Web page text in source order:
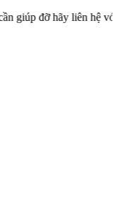
liên hệ với chúng tôi